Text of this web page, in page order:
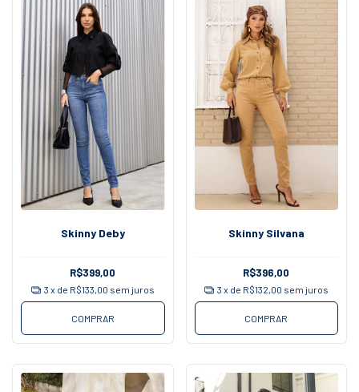
Skinny Deby
R$399,00
3 x de R$133,00 sem juros
COMPRAR
Skinny Silvana
R$396,00
3 x de R$132,00 sem juros
COMPRAR